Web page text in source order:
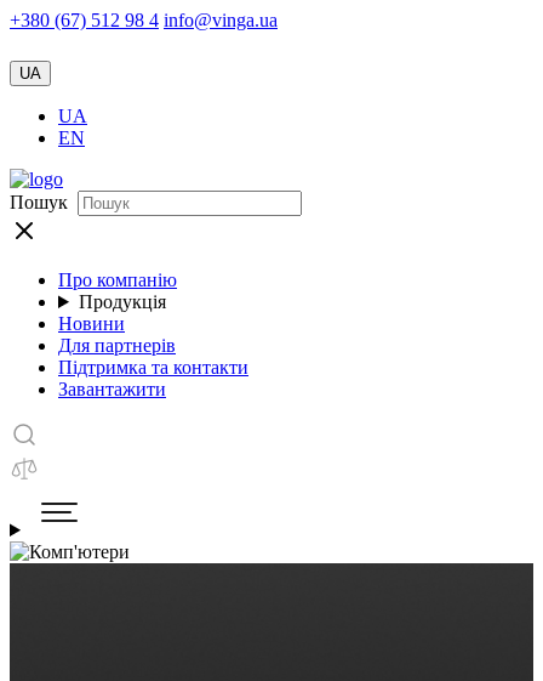
+380 (67) 512 98 4 info@vinga.ua
UA
UA
EN
Пошук
Про компанію
Продукція
Новини
Для партнерів
Підтримка та контакти
Завантажити